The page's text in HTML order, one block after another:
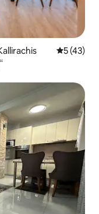
5 (43)